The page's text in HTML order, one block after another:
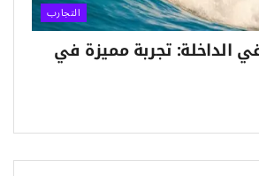
التجارب
الداخلة: تجربة مميزة في